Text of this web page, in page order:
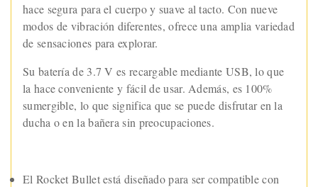
hace segura para el cuerpo y suave al tacto. Con nueve
modos de vibración diferentes, ofrece una amplia variedad
de sensaciones para explorar.
Su batería de 3.7 V es recargable mediante USB, lo que
la hace conveniente y fácil de usar. Además, es 100%
sumergible, lo que significa que se puede disfrutar en la
ducha o en la bañera sin preocupaciones.
El Rocket Bullet está diseñado para ser compatible con